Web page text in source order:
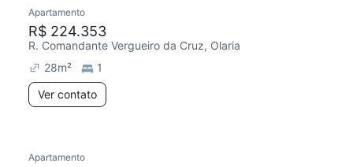
Chegou este mês
Apartamento
R$ 224.353
R. Comandante Vergueiro da Cruz, Olaria
28m²
1
Ver contato
Chegou este mês
Apartamento